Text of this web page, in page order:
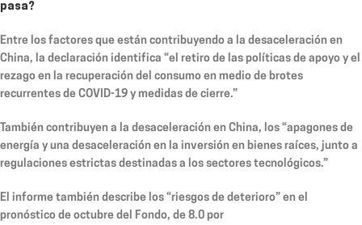
pasa?
Entre los factores que están contribuyendo a la desaceleración en
China, la declaración identifica “el retiro de las políticas de apoyo y el
rezago en la recuperación del consumo en medio de brotes
recurrentes de COVID-19 y medidas de cierre.”
También contribuyen a la desaceleración en China, los “apagones de
energía y una desaceleración en la inversión en bienes raíces, junto a
regulaciones estrictas destinadas a los sectores tecnológicos.”
El informe también describe los “riesgos de deterioro” en el
pronóstico de octubre del Fondo, de 8.0 por